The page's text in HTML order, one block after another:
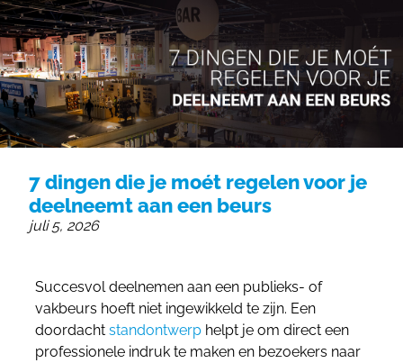
055 - 3238555
info@beursstand.nl
7 dingen die je moét regelen voor je
deelneemt aan een beurs
juli 5, 2026
Succesvol deelnemen aan een publieks- of
vakbeurs hoeft niet ingewikkeld te zijn. Een
doordacht standontwerp helpt je om direct een
professionele indruk te maken en bezoekers naar